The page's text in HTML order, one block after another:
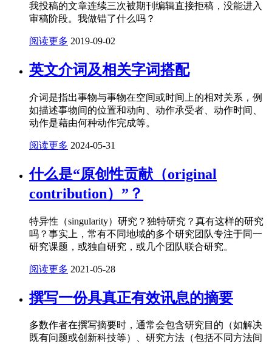
我投稿的文章连续三次被期刊编辑直接拒稿，没能进入
审稿阶段。我做错了什么吗？
阅读更多 2019-09-02
英文介词及相关字词搭配
介词是指出事物与事物在空间或时间上的相对关系，例
如描述事物间的位置和动向、动作承受者、动作时间、
动作是藉由何种动作完成等。
阅读更多 2024-05-31
什么是“原创性贡献（original
contribution）”？
特异性（singularity）研究？独特研究？真有这样的研究
吗？事实上，常有不同地域的多个研究团队专注于同一
研究课题，或独自研究，或几个团队联合研究。
阅读更多 2021-05-28
撰写一份具真正有效讯息的摘要
多数作者在撰写摘要时，通常会包含研究目的（如解决
既有问题或创新科技等）、研究方法（包括不同方法间